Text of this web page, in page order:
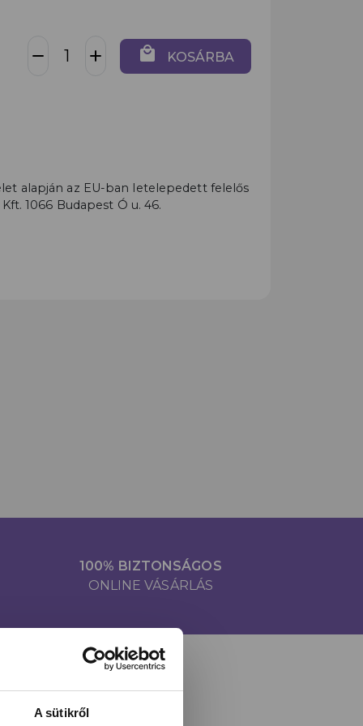
A sütikről
remove add local_mall KOSÁRBA
alapján az EU-ban letelepedett felelős
1066 Budapest Ó u. 46.
100% BIZTONSÁGOS
ONLINE VÁSÁRLÁS